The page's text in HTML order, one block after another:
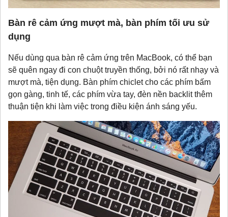
Bàn rê cảm ứng mượt mà, bàn phím tối ưu sử
dụng
Nếu dùng qua bàn rê cảm ứng trên MacBook, có thể bạn
sẽ quên ngay đi con chuột truyền thống, bởi nó rất nhạy và
mượt mà, tiện dụng. Bàn phím chiclet cho các phím bấm
gọn gàng, tinh tế, các phím vừa tay, đèn nền backlit thêm
thuận tiện khi làm việc trong điều kiện ánh sáng yếu.